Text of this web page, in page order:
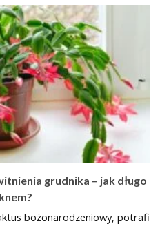
grudnika – jak długo
bożonarodzeniowy, potrafi